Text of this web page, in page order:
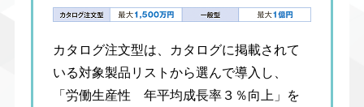
カタログ注文型は、カタログに掲載されて
いる対象製品リストから選んで導入し、
「労働生産性 年平均成長率３％向上」を